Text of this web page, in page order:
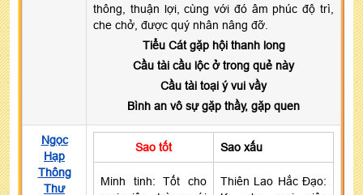
thông, thuận lợi, cùng với đó âm phúc độ trì,
che chở, được quý nhân nâng đỡ.
Tiểu Cát gặp hội thanh long
Cầu tài cầu lộc ở trong quẻ này
Cầu tài toại ý vui vầy
Bình an vô sự gặp thầy, gặp quen
Ngọc
Hạp
Thông
Thư
Sao tốt Sao xấu
Minh tinh: Tốt cho
Thiên Lao Hắc Đạo: